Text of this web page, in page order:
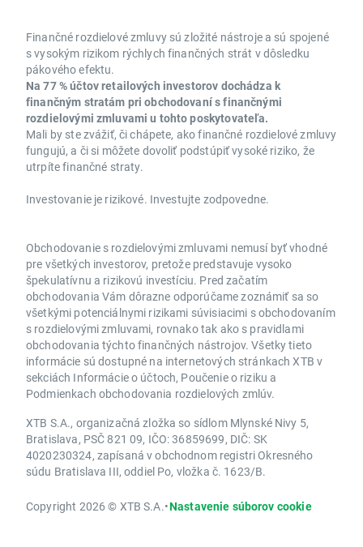
Finančné rozdielové zmluvy sú zložité nástroje a sú spojené
s vysokým rizikom rýchlych finančných strát v dôsledku
pákového efektu.
Na 77 % účtov retailových investorov dochádza k
finančným stratám pri obchodovaní s finančnými
rozdielovými zmluvami u tohto poskytovateľa.
Mali by ste zvážiť, či chápete, ako finančné rozdielové zmluvy
fungujú, a či si môžete dovoliť podstúpiť vysoké riziko, že
utrpíte finančné straty.
Investovanie je rizikové. Investujte zodpovedne.
Obchodovanie s rozdielovými zmluvami nemusí byť vhodné
pre všetkých investorov, pretože predstavuje vysoko
špekulatívnu a rizikovú investíciu. Pred začatím
obchodovania Vám dôrazne odporúčame zoznámiť sa so
všetkými potenciálnymi rizikami súvisiacimi s obchodovaním
s rozdielovými zmluvami, rovnako tak ako s pravidlami
obchodovania týchto finančných nástrojov. Všetky tieto
informácie sú dostupné na internetových stránkach XTB v
sekciách Informácie o účtoch, Poučenie o riziku a
Podmienkach obchodovania rozdielových zmlúv.
XTB S.A., organizačná zložka so sídlom Mlynské Nivy 5,
Bratislava, PSČ 821 09, IČO: 36859699, DIČ: SK
4020230324, zapísaná v obchodnom registri Okresného
súdu Bratislava III, oddiel Po, vložka č. 1623/B.
Copyright 2026 © XTB S.A.•Nastavenie súborov cookie